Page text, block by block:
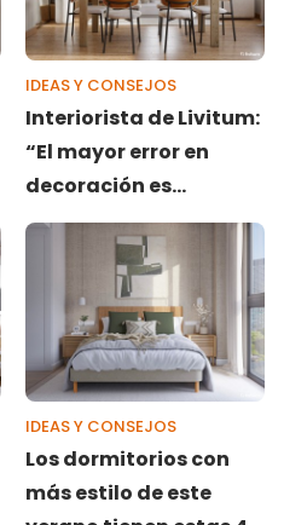
IDEAS Y CONSEJOS
Interiorista de Livitum:
“El mayor error en
decoración es
comprar un mueble
solo porque te ha
gustado en la tienda”
IDEAS Y CONSEJOS
Los dormitorios con
más estilo de este